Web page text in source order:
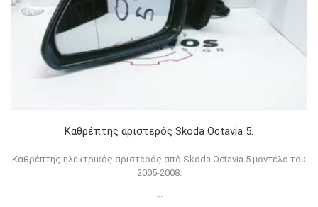
Καθρέπτης αριστερός Skoda Octavia 5.
Καθρέπτης ηλεκτρικός αριστερός από Skoda Octavia 5 μοντέλο του
2005-2008.